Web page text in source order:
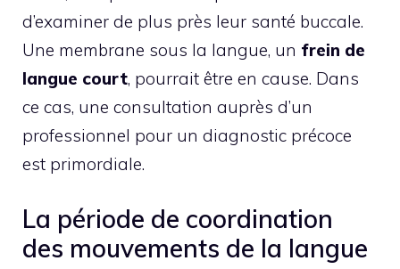
d’examiner de plus près leur santé buccale.
Une membrane sous la langue, un frein de
langue court, pourrait être en cause. Dans
ce cas, une consultation auprès d’un
professionnel pour un diagnostic précoce
est primordiale.
La période de coordination
des mouvements de la langue